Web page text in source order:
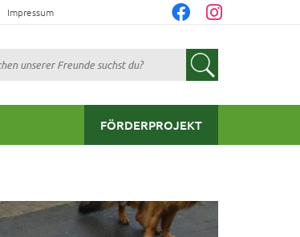
Impressum
Suchen
FÖRDERPROJEKT